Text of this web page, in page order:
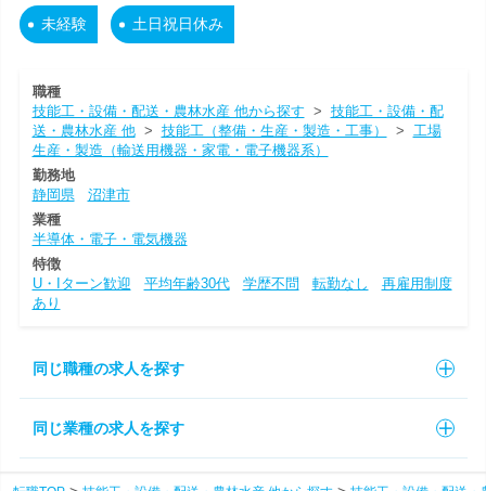
未経験 土日祝日休み
職種
技能工・設備・配送・農林水産 他から探す > 技能工・設備・配
送・農林水産 他> 技能工（整備・生産・製造・工事） > 工場
生産・製造（輸送用機器・家電・電子機器系）
勤務地
静岡県
沼津市
業種
半導体・電子・電気機器
特徴
U・Iターン歓迎
平均年齢30代 学歴不問 転勤なし
再雇用制度
あり
同じ職種の求人を探す
同じ業種の求人を探す